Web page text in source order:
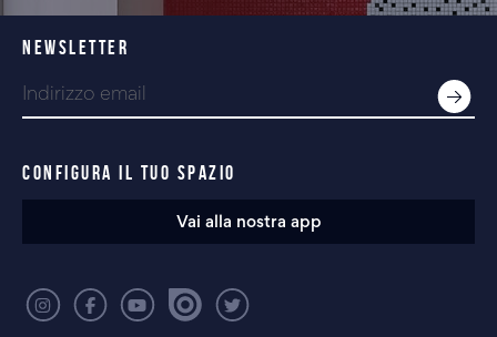
NEWSLETTER
CONFIGURA IL TUO SPAZIO
Vai alla nostra app